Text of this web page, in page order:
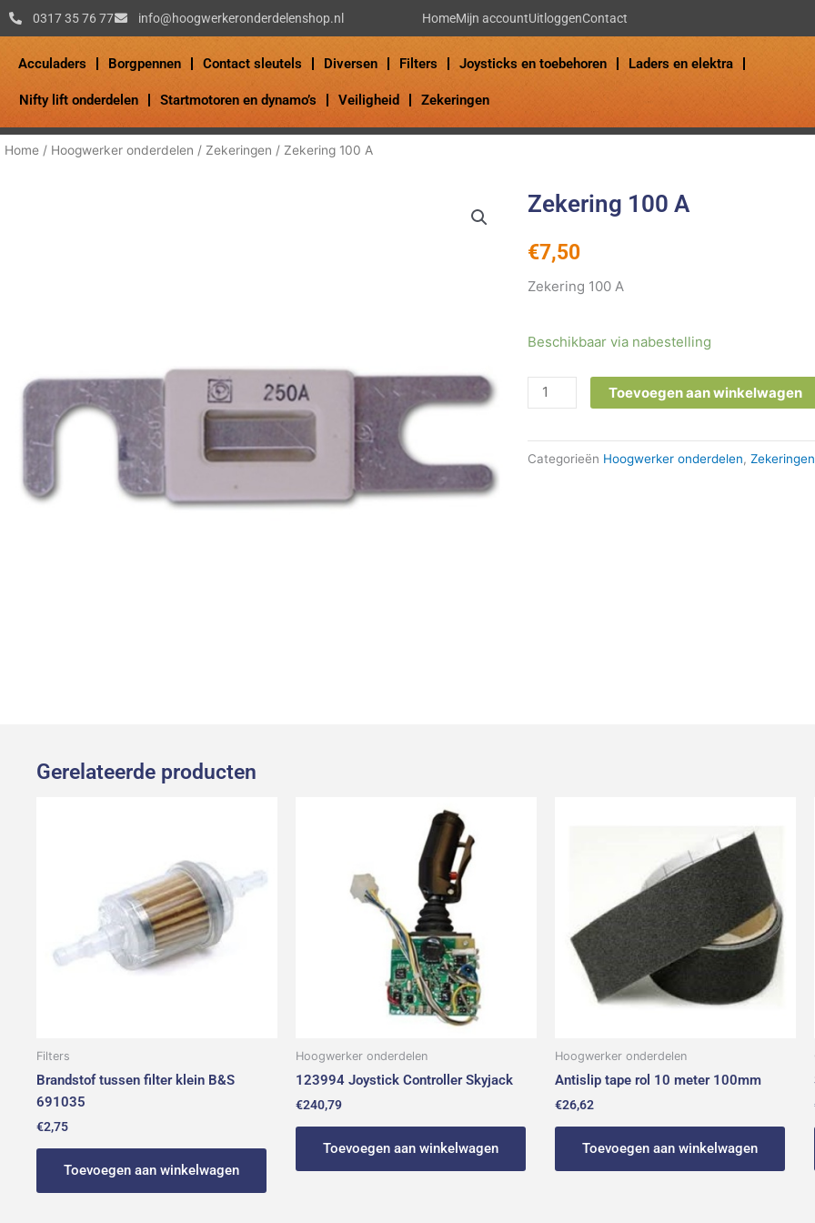
Ga
0317 35 76 77 info@hoogwerkeronderdelenshop.nl HomeMijn accountUitloggenContact
Acculaders Borgpennen Contact sleutels Diversen Filters Joysticks en toebehoren Laders en elektra
Nifty lift onderdelen Startmotoren en dynamo’s Veiligheid Zekeringen
Home / Hoogwerker onderdelen / Zekeringen / Zekering 100 A
Zekering 100 A
€7,50
Zekering 100 A
Beschikbaar via nabestelling
Zekering
aantal
Toevoegen aan winkelwagen
Categorieën Hoogwerker onderdelen, Zekeringen
Gerelateerde producten
Filters
Brandstof tussen filter klein B&S
691035
€2,75
Toevoegen aan winkelwagen
Hoogwerker onderdelen
123994 Joystick Controller Skyjack
€240,79
Toevoegen aan winkelwagen
Hoogwerker onderdelen
Antislip tape rol 10 meter 100mm
€26,62
Toevoegen aan winkelwagen